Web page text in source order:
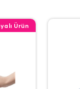
Ürün